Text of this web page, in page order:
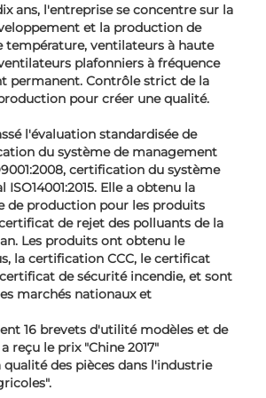
ans, l'entreprise se concentre sur la
et la production de
température, ventilateurs à haute
plafonniers à fréquence
permanent. Contrôle strict de la
pour créer une qualité.
l'évaluation standardisée de
du système de management
certification du système
Elle a obtenu la
de production pour les produits
de rejet des polluants de la
Les produits ont obtenu le
la certification CCC, le certificat
de sécurité incendie, et sont
marchés nationaux et
16 brevets d'utilité modèles et de
reçu le prix "Chine 2017"
qualité des pièces dans l'industrie